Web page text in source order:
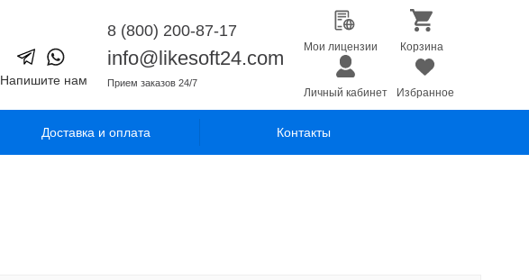
Напишите нам
8 (800) 200-87-17
info@likesoft24.com
Прием заказов 24/7
Мои лицензии Корзина
Личный кабинет Избранное
Доставка и оплата Контакты